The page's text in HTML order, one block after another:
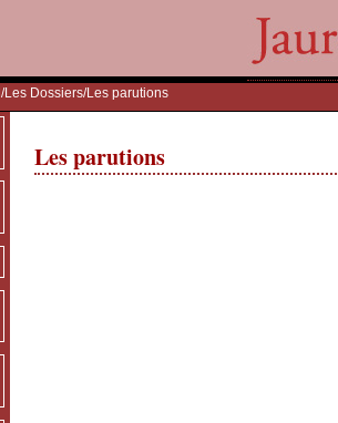
/Les Dossiers/Les parutions
Les parutions